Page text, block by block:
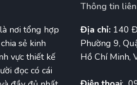
nơi tổng hợp
sẻ kinh
vực thiết kế
đọc có cái
Thông tin
Địa chỉ: 140
Phường 9,
Hồ Chí Minh,